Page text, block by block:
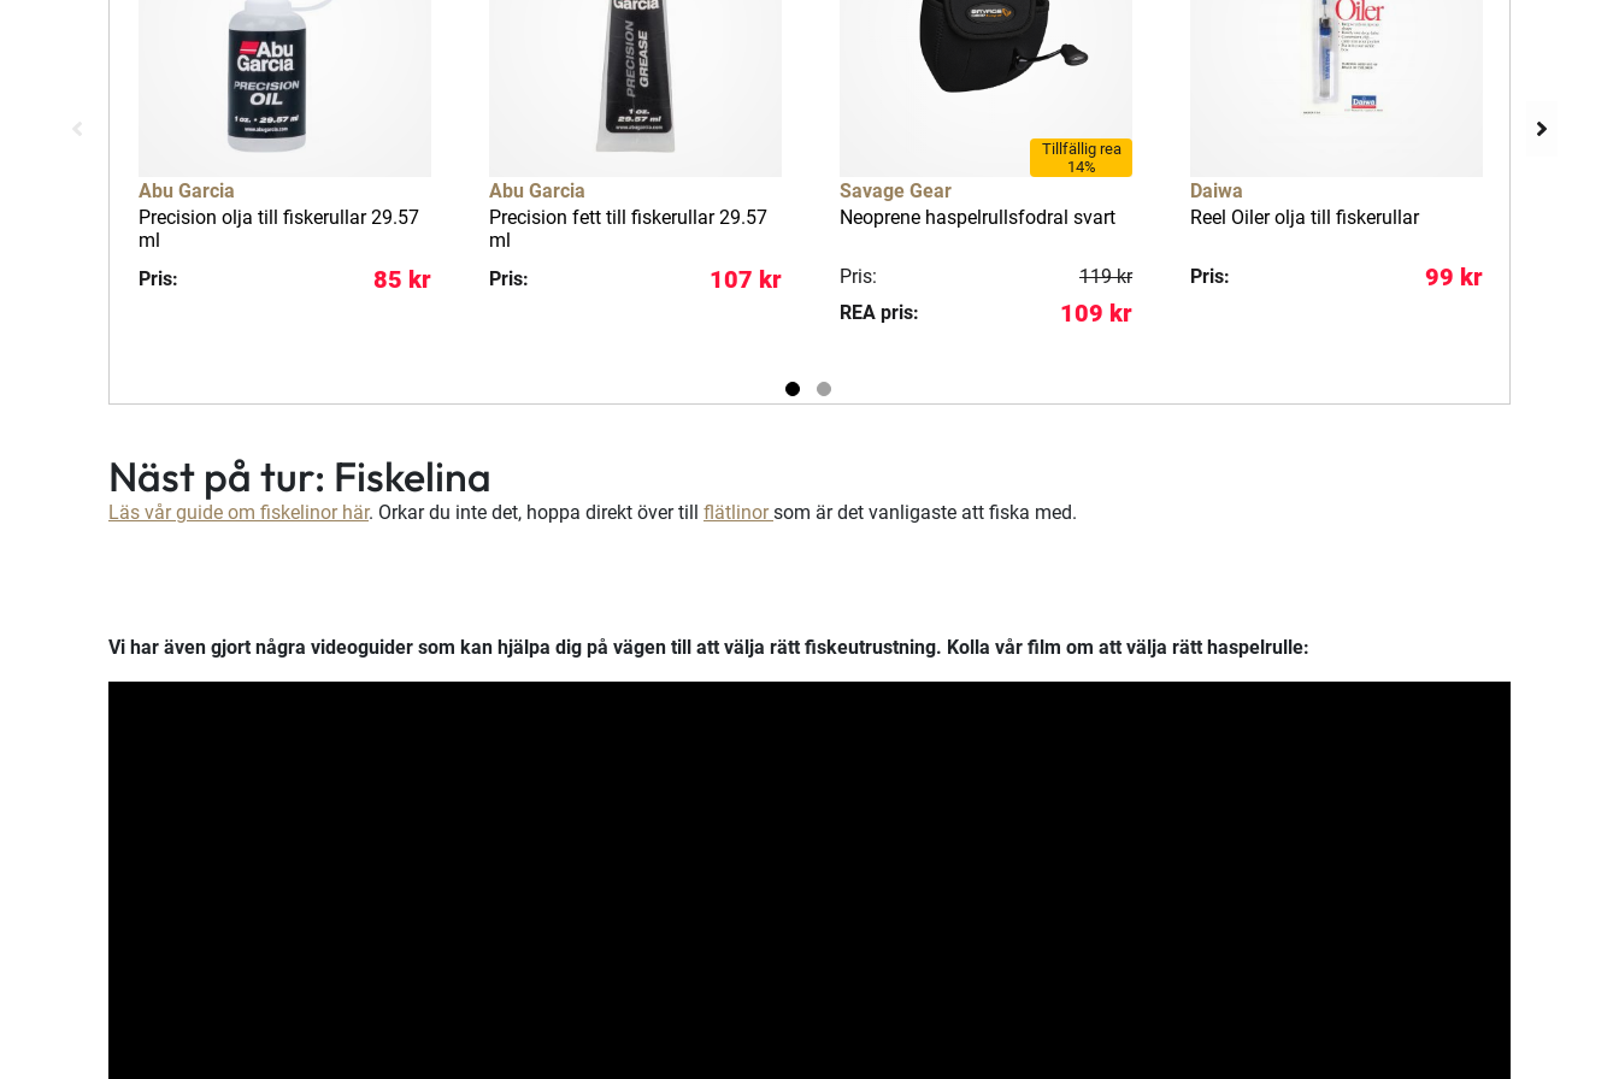
Abu Garcia
Precision olja till fiskerullar 29.57
ml
Pris:
85 kr
Abu Garcia
Precision fett till fiskerullar 29.57
ml
Pris:
107 kr
Tillfällig rea
14%
Savage Gear
Neoprene haspelrullsfodral svart
Pris:
119 kr
REA pris:
109 kr
Daiwa
Reel Oiler olja till fiskerullar
Pris: 99 kr
Näst på tur: Fiskelina
Läs vår guide om fiskelinor här. Orkar du inte det, hoppa direkt över till flätlinorsom är det vanligaste att fiska med.
Vi har även gjort några videoguider som kan hjälpa dig på vägen till att välja rätt fiskeutrustning. Kolla vår film om att välja rätt haspelrulle: